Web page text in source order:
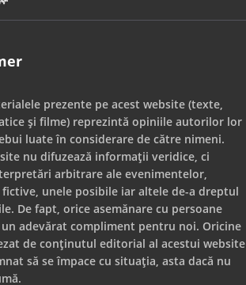
prezente pe acest website (texte,
și filme) reprezintă opiniile autorilor lor
luate în considerare de către nimeni.
nu difuzează informații veridice, ci
arbitrare ale evenimentelor,
unele posibile iar altele de-a dreptul
De fapt, orice asemănare cu persoane
un adevărat compliment pentru noi. Oricine
de conținutul editorial al acestui website
să se împace cu situația, asta dacă nu